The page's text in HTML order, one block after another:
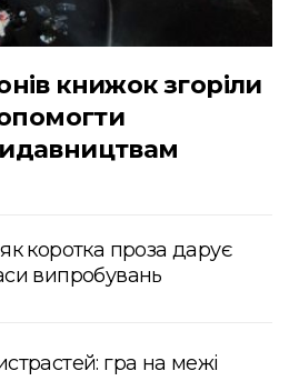
книжок згоріли
коротка проза дарує
випробувань
гра на межі